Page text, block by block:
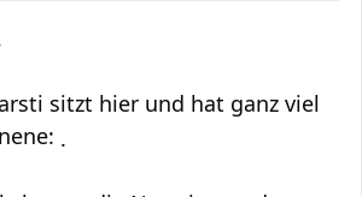
sitzt hier und hat ganz viel
.